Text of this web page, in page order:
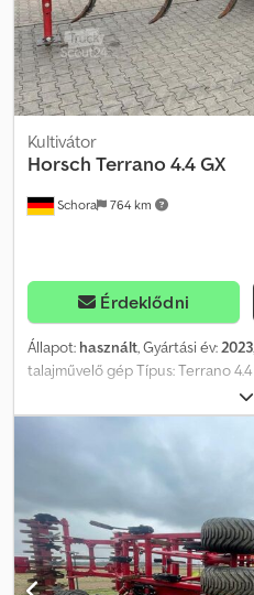
Schora 764 km
Kultivátor
Horsch Terrano 4.4 GX
Érdeklődni
Állapot: használt, Gyártási év:2023
talajművelő gép Típus: Terrano
Munkafelület szélessége: 4 m
kar Csillag alakú talajmaró
helyezett ék Hidraulikusan
hely: Schora